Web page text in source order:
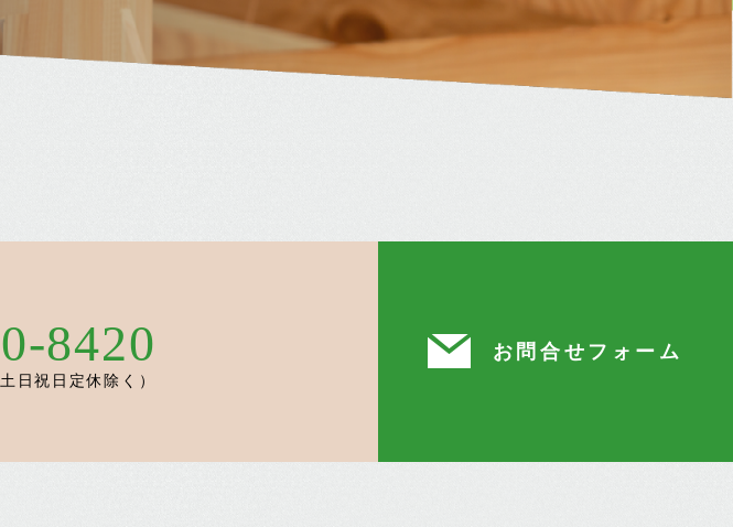
8420
日祝日定休除く）
お問合せフォーム